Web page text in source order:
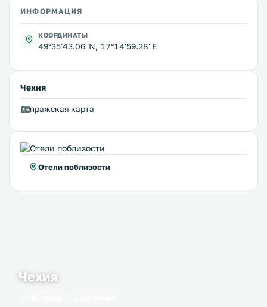
ИНФОРМАЦИЯ
КООРДИНАТЫ
49°35'43.06''N, 17°14'59.28''E
Чехия
пражская карта
Отели поблизости
Чехия